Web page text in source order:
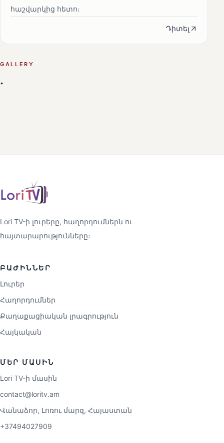
հաշվարկից հետո։
Դիտել
GALLERY
.
Lori TV-ի լուրերը, հաղորդումներն ու
հայտարարությունները։
ԲԱԺԻՆՆԵՐ
Լուրեր
Հաղորդումներ
Քաղաքացիական լրագրություն
Հայկական
ՄԵՐ ՄԱՍԻՆ
Lori TV-ի մասին
contact@loritv.am
Վանաձոր, Լոռու մարզ, Հայաստան
+37494027909